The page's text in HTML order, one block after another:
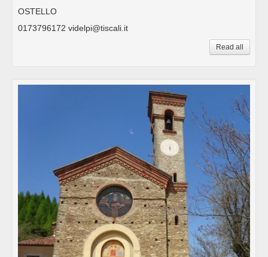
OSTELLO
0173796172 videlpi@tiscali.it
Read all